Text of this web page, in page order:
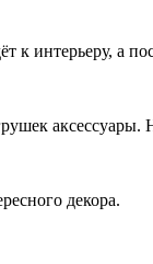
интерьеру, а
декора.